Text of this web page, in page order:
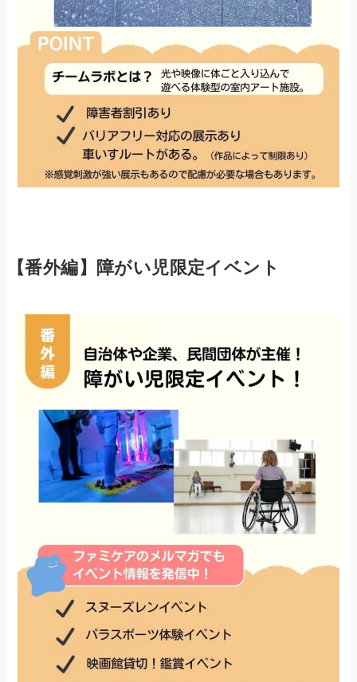
【番外編】障がい児限定イベント